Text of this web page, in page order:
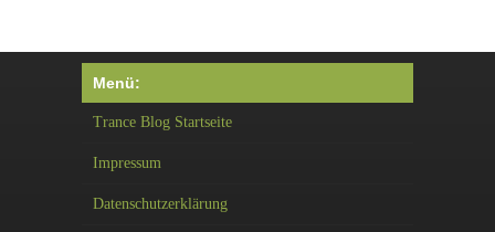
Menü:
Trance Blog Startseite
Impressum
Datenschutzerklärung